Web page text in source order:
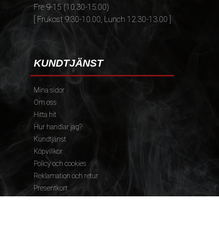
Fre 9-15 (10.30-15.00)
[ Frukost 9.30-10.00, Lunch 12.30-13.00 ]
KUNDTJÄNST
Mina sidor
Om oss
Hitta hit
Hur handlar jag?
Kundtjänst
Köpvillkor
Policy och cookies
Reklamation och retur
Presentkort